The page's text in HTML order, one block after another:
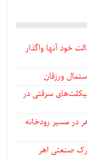
خود آنها واگذار
ورزقان
سرقتی در
در مسیر رودخانه
صنعتی اهر